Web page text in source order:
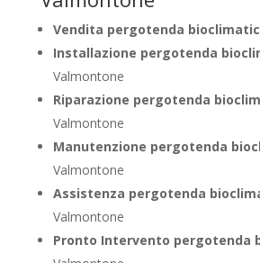
Vendita pergotenda
Installazione pergotenda
Valmontone
Riparazione pergotenda
Valmontone
Manutenzione pergotenda
Valmontone
Assistenza pergotenda
Valmontone
Pronto Intervento pergotenda